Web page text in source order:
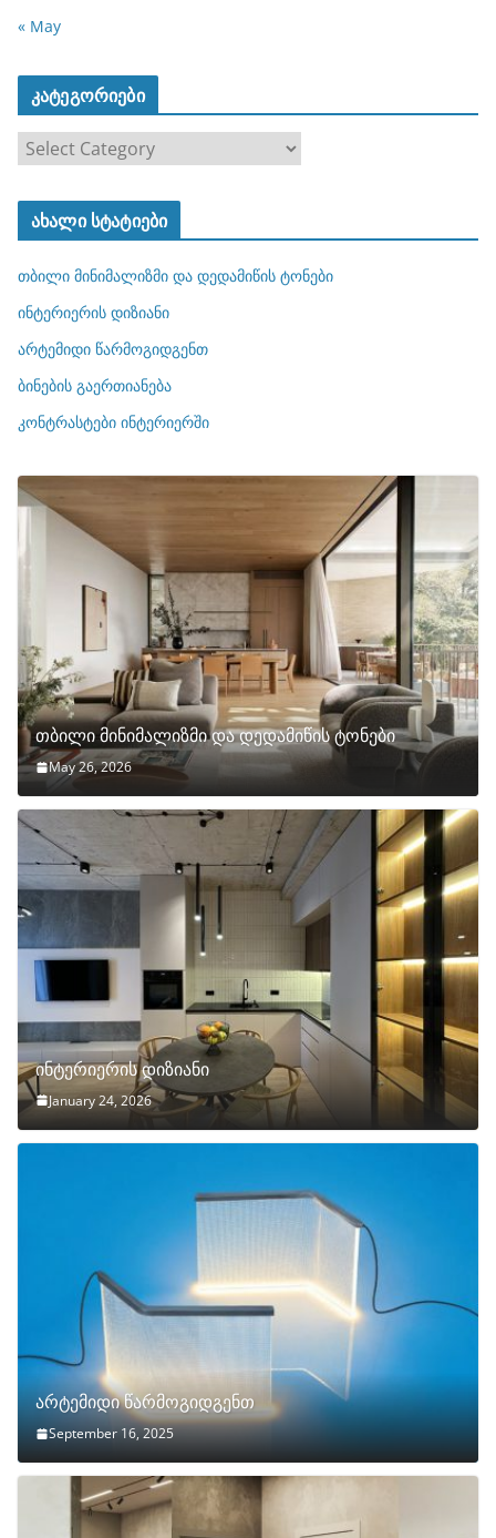
« May
კატეგორიები
ტ
ო
რ
ბ
ი
ახალი სტატიები
თბილი მინიმალიზმი და დედამიწის ტონები
ინტერიერის დიზიანი
არტემიდი წარმოგიდგენთ
ბინების გაერთიანება
კონტრასტები ინტერიერში
თბილი მინიმალიზმი და დედამიწის ტონები
May 26, 2026
ინტერიერის დიზიანი
January 24, 2026
არტემიდი წარმოგიდგენთ
September 16, 2025